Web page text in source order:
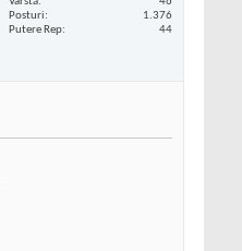
Posturi
1.376
Putere Rep
44